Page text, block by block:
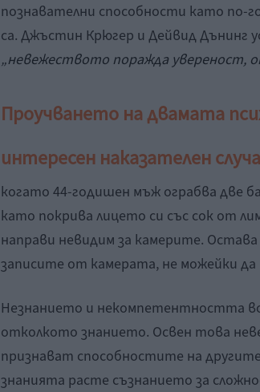
познавателни способности като
са. Джъстин Крюгер и Дейвид Дънинг
„невежеството поражда увереност,
Проучването на двамата
интересен наказателен
когато 44-годишен мъж ограбва две
като покрива лицето си със сок от
направи невидим за камерите.
записите от камерата, не можейки да
Незнанието и некомпетентността
отколкото знанието. Освен това
признават способностите на
знанията расте съзнанието за